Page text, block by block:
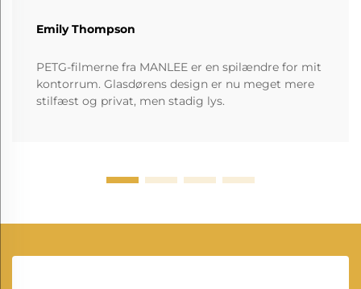
Emily Thompson
PETG-filmerne fra MANLEE er en spilændre for mit
kontorrum. Glasdørens design er nu meget mere
stilfæst og privat, men stadig lys.